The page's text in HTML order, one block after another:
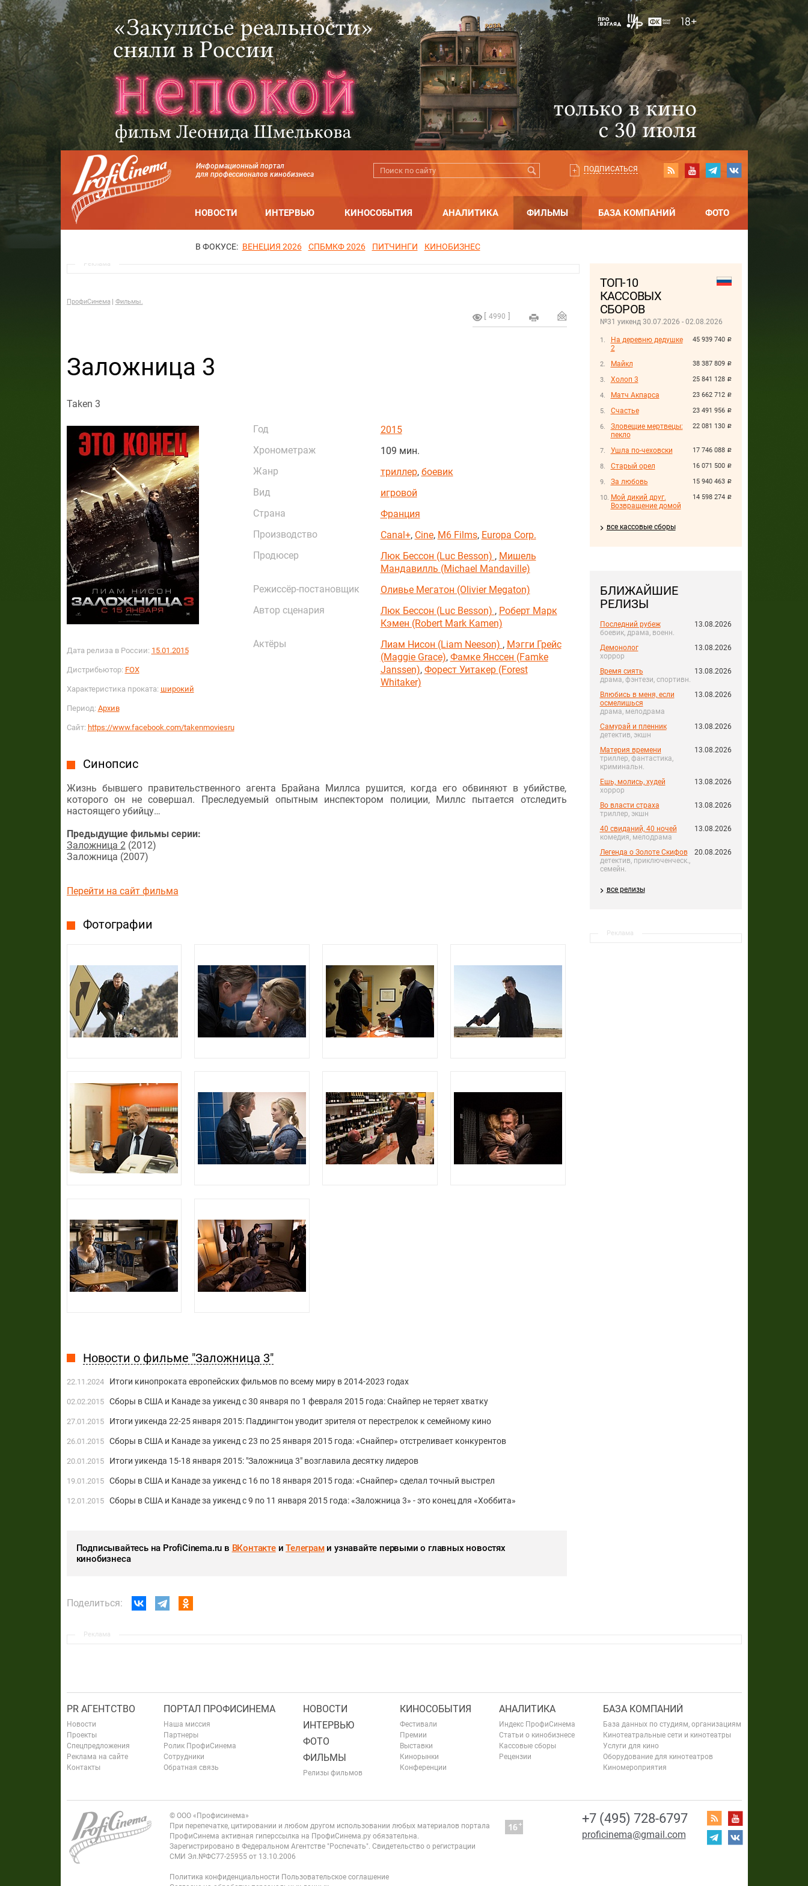
Информационный портал
для профессионалов кинобизнеса
ПОДПИСАТЬСЯ
НОВОСТИ ИНТЕРВЬЮ КИНОСОБЫТИЯ АНАЛИТИКА ФИЛЬМЫ БАЗА КОМПАНИЙ ФОТО
В ФОКУСЕ: ВЕНЕЦИЯ 2026 СПБМКФ 2026 ПИТЧИНГИ КИНОБИЗНЕС
ТОП-10
КАССОВЫХ
СБОРОВ
№31 уикенд 30.07.2026 - 02.08.2026
45 939 740 руб.
На деревню дедушке
2
38 387 809 руб.
Майкл
25 841 128 руб.
Холоп 3
23 662 712 руб.
Матч Акпарса
23 491 956 руб.
Счастье
22 081 130 руб.
Зловещие мертвецы:
пекло
17 746 088 руб.
Ушла по-чеховски
16 071 500 руб.
Старый орел
15 940 463 руб.
За любовь
14 598 274 руб.
Мой дикий друг.
Возвращение домой
все кассовые сборы
БЛИЖАЙШИЕ
РЕЛИЗЫ
Последний рубеж
боевик, драма, военн.
13.08.2026
Демонолог
хоррор
13.08.2026
Время сиять
драма, фэнтези, спортивн.
13.08.2026
Влюбись в меня, если
осмелишься
драма, мелодрама
13.08.2026
Самурай и пленник
детектив, экшн
13.08.2026
Материя времени
триллер, фантастика,
криминальн.
13.08.2026
Ешь, молись, худей
хоррор
13.08.2026
Во власти страха
триллер, экшн
13.08.2026
40 свиданий, 40 ночей
комедия, мелодрама
13.08.2026
Легенда о Золоте Скифов
детектив, приключенческ.,
семейн.
20.08.2026
все релизы
Реклама
Реклама
ПрофиСинема Фильмы.
4990
Заложница 3
Taken 3
Дата релиза в России: 15.01.2015
Дистрибьютор: FOX
Характеристика проката: широкий
Период: Архив
Сайт: https://www.facebook.com/takenmoviesru
Год
2015
Хронометраж
109 мин.
Жанр
триллер, боевик
Вид
игровой
Страна
Франция
Производство
Canal+, Cine, M6 Films, Europa Corp.
Продюсер
Люк Бессон (Luc Besson) , Мишель
Мандавилль (Michael Mandaville)
Режиссёр-постановщик
Оливье Мегатон (Olivier Megaton)
Автор сценария
Люк Бессон (Luc Besson) , Роберт Марк
Кэмен (Robert Mark Kamen)
Актёры
Лиам Нисон (Liam Neeson) , Мэгги Грейс
(Maggie Grace), Фамке Янссен (Famke
Janssen), Форест Уитакер (Forest
Whitaker)
Синопсис
Жизнь бывшего правительственного агента Брайана Миллса рушится, когда его обвиняют в убийстве,
которого он не совершал. Преследуемый опытным инспектором полиции, Миллс пытается отследить
настоящего убийцу…
Предыдущие фильмы серии:
Заложница 2 (2012)
Заложница (2007)
Перейти на сайт фильма
Фотографии
Новости о фильме "Заложница 3"
22.11.2024 Итоги кинопроката европейских фильмов по всему миру в 2014-2023 годах
02.02.2015 Сборы в США и Канаде за уикенд с 30 января по 1 февраля 2015 года: Снайпер не теряет хватку
27.01.2015 Итоги уикенда 22-25 января 2015: Паддингтон уводит зрителя от перестрелок к семейному кино
26.01.2015 Сборы в США и Канаде за уикенд с 23 по 25 января 2015 года: «Снайпер» отстреливает конкурентов
20.01.2015 Итоги уикенда 15-18 января 2015: "Заложница 3" возглавила десятку лидеров
19.01.2015 Сборы в США и Канаде за уикенд с 16 по 18 января 2015 года: «Снайпер» сделал точный выстрел
12.01.2015 Сборы в США и Канаде за уикенд с 9 по 11 января 2015 года: «Заложница 3» - это конец для «Хоббита»
Подписывайтесь на ProfiCinema.ru в ВКонтактеиТелеграми узнавайте первыми о главных новостях
кинобизнеса
Поделиться:
Реклама
PR АГЕНТСТВО
Новости
Проекты
Спецпредложения
Реклама на сайте
Контакты
ПОРТАЛ ПРОФИСИНЕМА
Наша миссия
Партнеры
Ролик ПрофиСинема
Сотрудники
Обратная связь
НОВОСТИ
ИНТЕРВЬЮ
ФОТО
ФИЛЬМЫ
Релизы фильмов
КИНОСОБЫТИЯ
Фестивали
Премии
Выставки
Кинорынки
Конференции
АНАЛИТИКА
Индекс ПрофиСинема
Статьи о кинобизнесе
Кассовые сборы
Рецензии
БАЗА КОМПАНИЙ
База данных по студиям, организациям
Кинотеатральные сети и кинотеатры
Услуги для кино
Оборудование для кинотеатров
Киномероприятия
+7 (495) 728-6797
proficinema@gmail.com
© ООО «Профисинема»
При перепечатке, цитировании и любом другом использовании любых материалов портала
ПрофиСинема активная гиперссылка на ПрофиСинема.ру обязательна.
Зарегистрировано в Федеральном Агентстве "Роспечать". Свидетельство о регистрации
СМИ Эл.№ФС77-25955 от 13.10.2006
Политика конфиденциальности Пользовательское соглашение